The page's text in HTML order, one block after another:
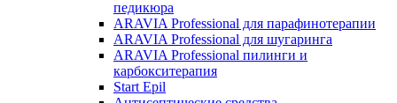
педикюра
ARAVIA Professional для парафинотерапии
ARAVIA Professional для шугаринга
ARAVIA Professional пилинги и
карбокситерапия
Start Epil